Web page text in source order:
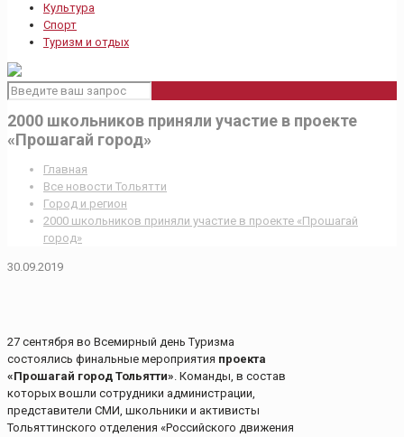
Культура
Спорт
Туризм и отдых
2000 школьников приняли участие в проекте
«Прошагай город»
Главная
Все новости Тольятти
Город и регион
2000 школьников приняли участие в проекте «Прошагай
город»
30.09.2019
27 сентября во Всемирный день Туризма
состоялись финальные мероприятия проекта
«Прошагай город Тольятти». Команды, в состав
которых вошли сотрудники администрации,
представители СМИ, школьники и активисты
Тольяттинского отделения «Российского движения